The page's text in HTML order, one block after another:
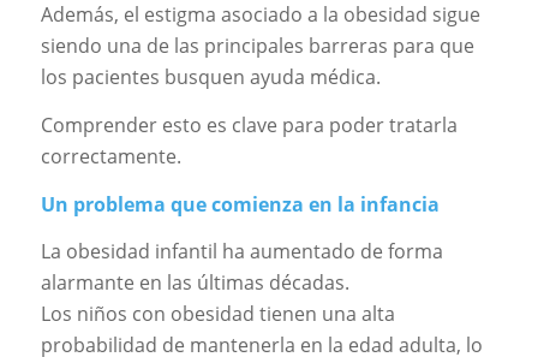
Además, el estigma asociado a la obesidad sigue
siendo una de las principales barreras para que
los pacientes busquen ayuda médica.
Comprender esto es clave para poder tratarla
correctamente.
Un problema que comienza en la infancia
La obesidad infantil ha aumentado de forma
alarmante en las últimas décadas.
Los niños con obesidad tienen una alta
probabilidad de mantenerla en la edad adulta, lo